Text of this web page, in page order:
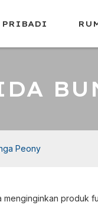
PRIBADI
Peony
menginginkan produk